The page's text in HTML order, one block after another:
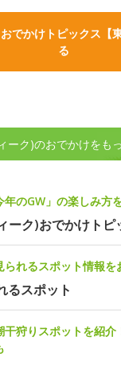
でかけトピックス【
る
ーク)のおでかけをも
のGW」の楽しみ方
ーク)おでかけトピ
れるスポット情報を
るスポット
狩りスポットを紹介